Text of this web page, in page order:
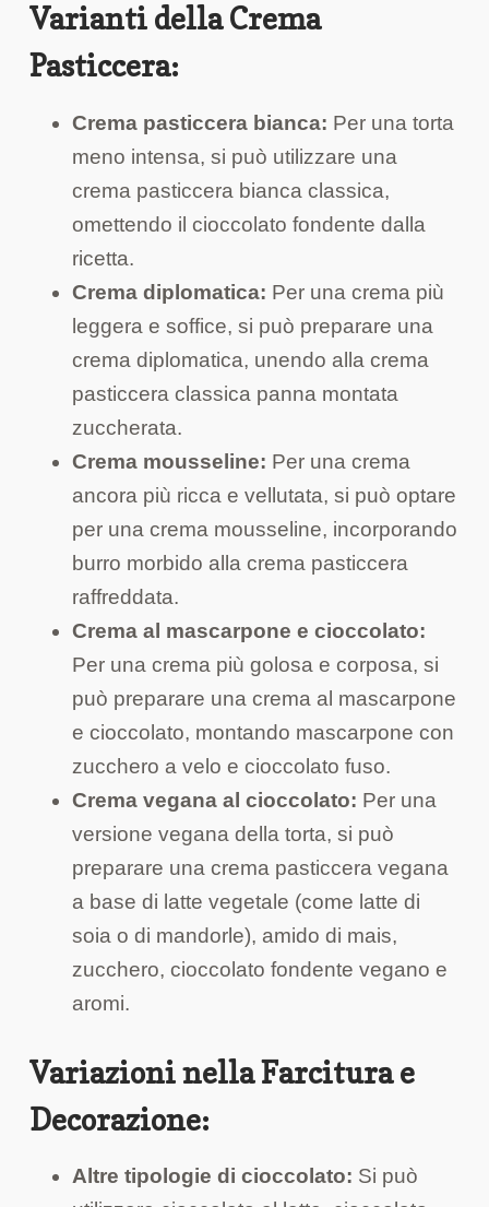
Varianti della Crema
Pasticcera:
Crema pasticcera bianca: Per una torta
meno intensa, si può utilizzare una
crema pasticcera bianca classica,
omettendo il cioccolato fondente dalla
ricetta.
Crema diplomatica: Per una crema più
leggera e soffice, si può preparare una
crema diplomatica, unendo alla crema
pasticcera classica panna montata
zuccherata.
Crema mousseline: Per una crema
ancora più ricca e vellutata, si può optare
per una crema mousseline, incorporando
burro morbido alla crema pasticcera
raffreddata.
Crema al mascarpone e cioccolato:
Per una crema più golosa e corposa, si
può preparare una crema al mascarpone
e cioccolato, montando mascarpone con
zucchero a velo e cioccolato fuso.
Crema vegana al cioccolato: Per una
versione vegana della torta, si può
preparare una crema pasticcera vegana
a base di latte vegetale (come latte di
soia o di mandorle), amido di mais,
zucchero, cioccolato fondente vegano e
aromi.
Variazioni nella Farcitura e
Decorazione:
Altre tipologie di cioccolato: Si può